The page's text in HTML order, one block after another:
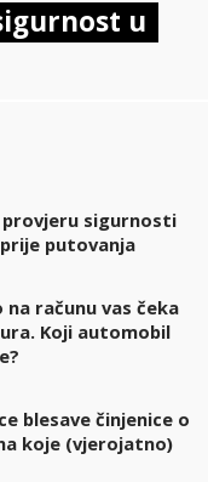
u
provjeru sigurnosti
putovanja
računu vas čeka
Koji automobil
blesave činjenice o
koje (vjerojatno)